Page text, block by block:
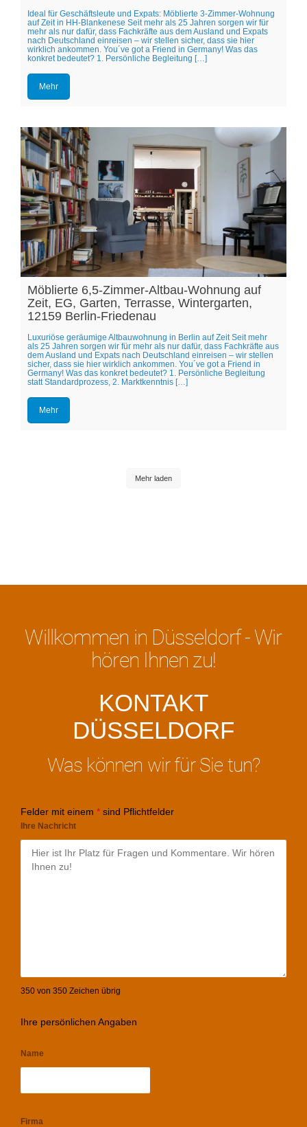
Ideal für Geschäftsleute und Expats: Möblierte 3-Zimmer-Wohnung
auf Zeit in HH-Blankenese Seit mehr als 25 Jahren sorgen wir für
mehr als nur dafür, dass Fachkräfte aus dem Ausland und Expats
nach Deutschland einreisen – wir stellen sicher, dass sie hier
wirklich ankommen. You´ve got a Friend in Germany! Was das
konkret bedeutet? 1. Persönliche Begleitung […]
Mehr
Möblierte 6,5-Zimmer-Altbau-Wohnung auf
Zeit, EG, Garten, Terrasse, Wintergarten,
12159 Berlin-Friedenau
Luxuriöse geräumige Altbauwohnung in Berlin auf Zeit Seit mehr
als 25 Jahren sorgen wir für mehr als nur dafür, dass Fachkräfte aus
dem Ausland und Expats nach Deutschland einreisen – wir stellen
sicher, dass sie hier wirklich ankommen. You´ve got a Friend in
Germany! Was das konkret bedeutet? 1. Persönliche Begleitung
statt Standardprozess, 2. Marktkenntnis […]
Mehr
Mehr laden
Willkommen in Düsseldorf - Wir
hören Ihnen zu!
KONTAKT
DÜSSELDORF
Was können wir für Sie tun?
Felder mit einem * sind Pflichtfelder
Ihre Nachricht
350 von 350 Zeichen übrig
Ihre persönlichen Angaben
Name
Firma